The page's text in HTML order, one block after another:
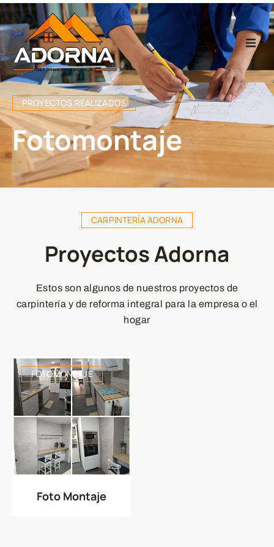
Home
Carpintería
Reformas
Proyectos
PROYECTOS REALIZADOS
Fotomontaje
CARPINTERÍA ADORNA
Proyectos Adorna
Estos son algunos de nuestros proyectos de
carpintería y de reforma integral para la empresa o el
hogar
FOTOMONTAJE
Foto Montaje